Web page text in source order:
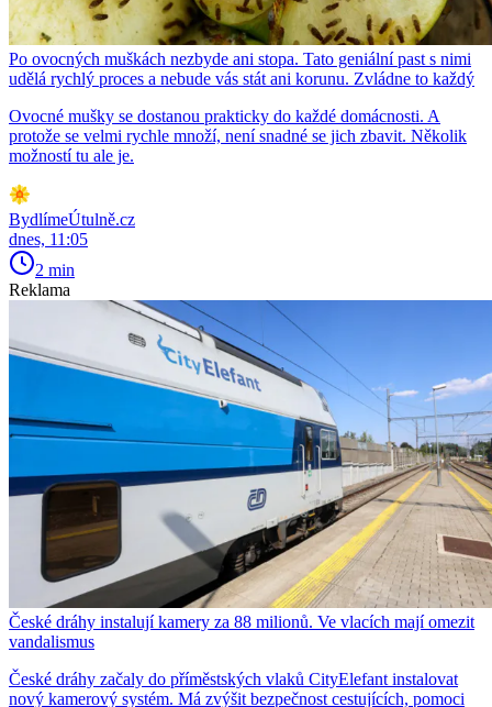
Po ovocných muškách nezbyde ani stopa. Tato geniální past s nimi
udělá rychlý proces a nebude vás stát ani korunu. Zvládne to každý
Ovocné mušky se dostanou prakticky do každé domácnosti. A
protože se velmi rychle množí, není snadné se jich zbavit. Několik
možností tu ale je.
BydlímeÚtulně.cz
dnes, 11:05
2 min
Reklama
České dráhy instalují kamery za 88 milionů. Ve vlacích mají omezit
vandalismus
České dráhy začaly do příměstských vlaků CityElefant instalovat
nový kamerový systém. Má zvýšit bezpečnost cestujících, pomoci